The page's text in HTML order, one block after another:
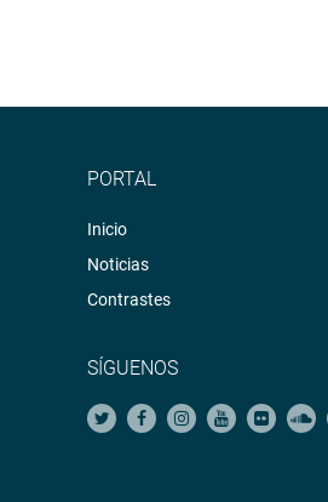
PORTAL
Inicio
Noticias
Contrastes
SÍGUENOS